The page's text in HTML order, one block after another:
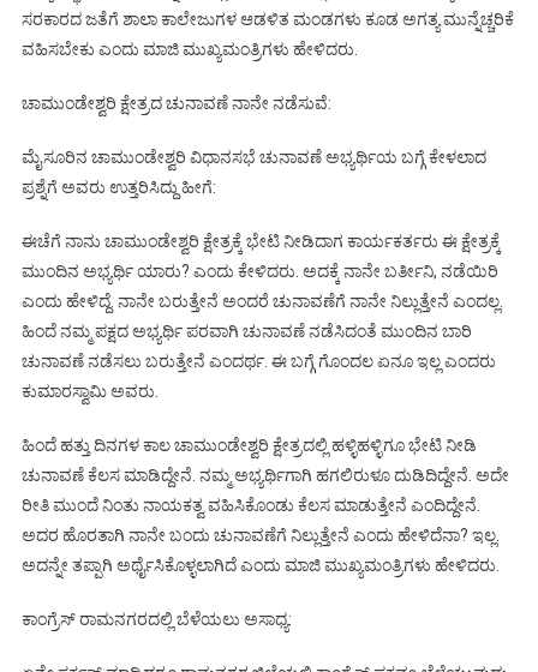
ಸರಕಾರದ ಜತೆಗೆ ಶಾಲಾ ಕಾಲೇಜುಗಳ ಆಡಳಿತ ಮಂಡಗಳು ಕೂಡ ಅಗತ್ಯ ಮುನ್ನೆಚ್ಚರಿಕೆ
ವಹಿಸಬೇಕು ಎಂದು ಮಾಜಿ ಮುಖ್ಯಮಂತ್ರಿಗಳು ಹೇಳಿದರು.
ಚಾಮುಂಡೇಶ್ವರಿ ಕ್ಷೇತ್ರದ ಚುನಾವಣೆ ನಾನೇ ನಡೆಸುವೆ:
ಮೈಸೂರಿನ ಚಾಮುಂಡೇಶ್ವರಿ ವಿಧಾನಸಭೆ ಚುನಾವಣೆ ಅಭ್ಯರ್ಥಿಯ ಬಗ್ಗೆ ಕೇಳಲಾದ
ಪ್ರಶ್ನೆಗೆ ಅವರು ಉತ್ತರಿಸಿದ್ದು ಹೀಗೆ:
ಈಚೆಗೆ ನಾನು ಚಾಮುಂಡೇಶ್ವರಿ ಕ್ಷೇತ್ರಕ್ಕೆ ಭೇಟಿ ನೀಡಿದಾಗ ಕಾರ್ಯಕರ್ತರು ಈ ಕ್ಷೇತ್ರಕ್ಕೆ
ಮುಂದಿನ ಅಭ್ಯರ್ಥಿ ಯಾರು? ಎಂದು ಕೇಳಿದರು. ಅದಕ್ಕೆ ನಾನೇ ಬರ್ತೀನಿ, ನಡೆಯಿರಿ
ಎಂದು ಹೇಳಿದ್ದೆ. ನಾನೇ ಬರುತ್ತೇನೆ ಅಂದರೆ ಚುನಾವಣೆಗೆ ನಾನೇ ನಿಲ್ಲುತ್ತೇನೆ ಎಂದಲ್ಲ.
ಹಿಂದೆ ನಮ್ಮ ಪಕ್ಷದ ಅಭ್ಯರ್ಥಿ ಪರವಾಗಿ ಚುನಾವಣೆ ನಡೆಸಿದಂತೆ ಮುಂದಿನ ಬಾರಿ
ಚುನಾವಣೆ ನಡೆಸಲು ಬರುತ್ತೇನೆ ಎಂದರ್ಥ. ಈ ಬಗ್ಗೆ ಗೊಂದಲ ಏನೂ ಇಲ್ಲ ಎಂದರು
ಕುಮಾರಸ್ವಾಮಿ ಅವರು.
ಹಿಂದೆ ಹತ್ತು ದಿನಗಳ ಕಾಲ ಚಾಮುಂಡೇಶ್ವರಿ ಕ್ಷೇತ್ರದಲ್ಲಿ ಹಳ್ಳಿಹಳ್ಳಿಗೂ ಭೇಟಿ ನೀಡಿ
ಚುನಾವಣೆ ಕೆಲಸ ಮಾಡಿದ್ದೇನೆ. ನಮ್ಮ ಅಭ್ಯರ್ಥಿಗಾಗಿ ಹಗಲಿರುಳೂ ದುಡಿದಿದ್ದೇನೆ. ಅದೇ
ರೀತಿ ಮುಂದೆ ನಿಂತು ನಾಯಕತ್ವ ವಹಿಸಿಕೊಂಡು ಕೆಲಸ ಮಾಡುತ್ತೇನೆ ಎಂದಿದ್ದೇನೆ.
ಅದರ ಹೊರತಾಗಿ ನಾನೇ ಬಂದು ಚುನಾವಣೆಗೆ ನಿಲ್ಲುತ್ತೇನೆ ಎಂದು ಹೇಳಿದೆನಾ? ಇಲ್ಲ.
ಅದನ್ನೇ ತಪ್ಪಾಗಿ ಅರ್ಥೈಸಿಕೊಳ್ಳಲಾಗಿದೆ ಎಂದು ಮಾಜಿ ಮುಖ್ಯಮಂತ್ರಿಗಳು ಹೇಳಿದರು.
ಕಾಂಗ್ರೆಸ್‌ ರಾಮನಗರದಲ್ಲಿ ಬೆಳೆಯಲು ಅಸಾಧ್ಯ: